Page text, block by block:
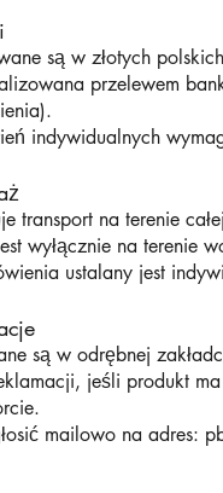
są w złotych
przelewem
indywidualnych
transport na terenie
wyłącznie na terenie
ustalany jest
są w odrębnej
jeśli produkt
mailowo na adres: